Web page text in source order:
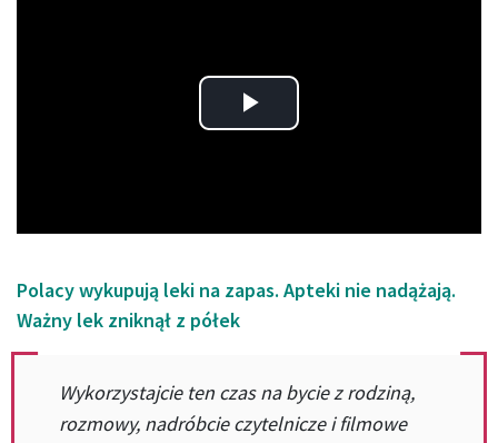
Play
Polacy wykupują leki na zapas. Apteki nie nadążają.
Ważny lek zniknął z półek
Wykorzystajcie ten czas na bycie z rodziną,
rozmowy, nadróbcie czytelnicze i filmowe